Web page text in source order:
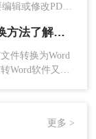
件，可以一
辑或修改PDF
详细介绍几种
一操作。
怎样在线把pdf转word？这种在线转换方法了解一下！
件转换为Word
Word软件又显
更多 >